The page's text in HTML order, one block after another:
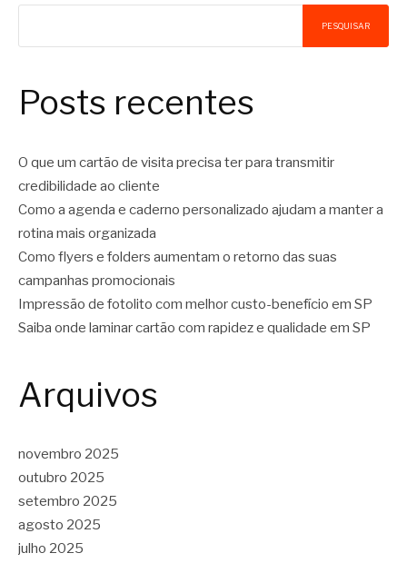
PESQUISAR
Posts recentes
O que um cartão de visita precisa ter para transmitir
credibilidade ao cliente
Como a agenda e caderno personalizado ajudam a manter a
rotina mais organizada
Como flyers e folders aumentam o retorno das suas
campanhas promocionais
Impressão de fotolito com melhor custo-benefício em SP
Saiba onde laminar cartão com rapidez e qualidade em SP
Arquivos
novembro 2025
outubro 2025
setembro 2025
agosto 2025
julho 2025